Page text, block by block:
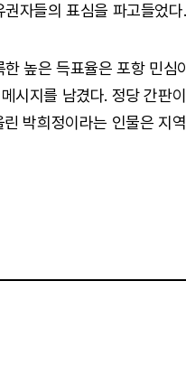
자들의 표심을 파고들었다.
높은 득표율은 포항 민심
시지를 남겼다. 정당 간판
박희정이라는 인물은 지